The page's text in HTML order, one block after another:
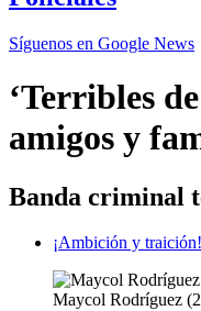
Síguenos en Google News
‘Terribles
amigos y
Banda criminal
¡Ambición y traición!
Maycol Rodríguez